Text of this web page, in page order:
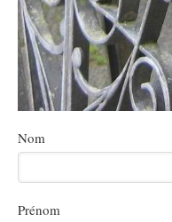
Nom
Prénom